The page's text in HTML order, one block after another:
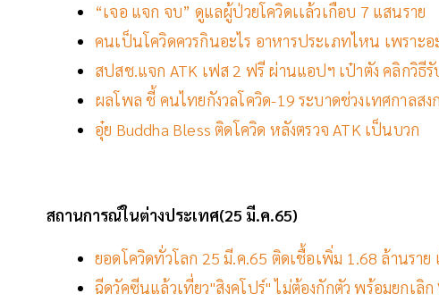
“เจอ แจก จบ” ดูแลผู้ป่วยโควิดเเล้วเกือบ 7 แสนราย
คนเป็นโควิดควรกินอะไร อาหารประเภทไหน เพราะอ
สปสช.แจก ATK เฟส 2 ฟรี ผ่านแอปฯ เป๋าตัง คลิกวิธี
ผลโพล ชี้ คนไทยกังวลโควิด-19 ระบาดช่วงเทศกาลสง
อุ๋ย Buddha Bless ติดโควิด หลังตรวจ ATK เป็นบวก
สถานการณ์ในต่างประเทศ(25 มี.ค.65)
ยอดโควิดทั่วโลก 25 มี.ค.65 ติดเชื้อเพิ่ม 1.68 ล้านราย
ฉีดวัคซีนแล้วเที่ยว"สิงคโปร์" ไม่ต้องกักตัว พร้อมยกเลิก